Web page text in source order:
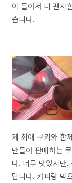
이 들어서 더 팬시
습니다.
제 최애 쿠키와 함
만들어 판매하는
다. 너무 맛있지만
답니다. 커피랑 먹